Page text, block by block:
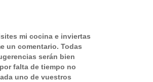
mi cocina e inviertas
un comentario. Todas
serán bien
falta de tiempo no
uno de vuestros